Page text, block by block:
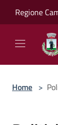
Regione
Home >